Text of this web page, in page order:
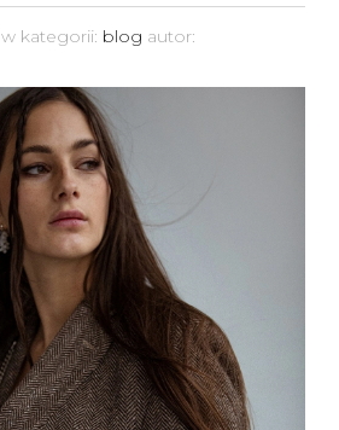
w kategorii: blog autor: